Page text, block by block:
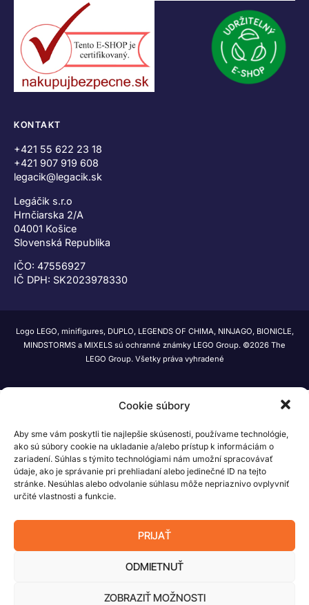
Cookie súbory
Aby sme vám poskytli tie najlepšie skúsenosti, používame technológie,
ako sú súbory cookie na ukladanie a/alebo prístup k informáciám o
zariadení. Súhlas s týmito technológiami nám umožní spracovávať
údaje, ako je správanie pri prehliadaní alebo jedinečné ID na tejto
stránke. Nesúhlas alebo odvolanie súhlasu môže nepriaznivo ovplyvniť
určité vlastnosti a funkcie.
PRIJAŤ
ODMIETNUŤ
ZOBRAZIŤ MOŽNOSTI
KONTAKT
+421 55 622 23 18
+421 907 919 608
legacik@legacik.sk
Legáčik s.r.o
Hrnčiarska 2/A
04001 Košice
Slovenská Republika
IČO: 47556927
IČ DPH: SK2023978330
Logo LEGO, minifigures, DUPLO, LEGENDS OF CHIMA, NINJAGO, BIONICLE,
MINDSTORMS a MIXELS sú ochranné známky LEGO Group. ©2026 The
LEGO Group. Všetky práva vyhradené